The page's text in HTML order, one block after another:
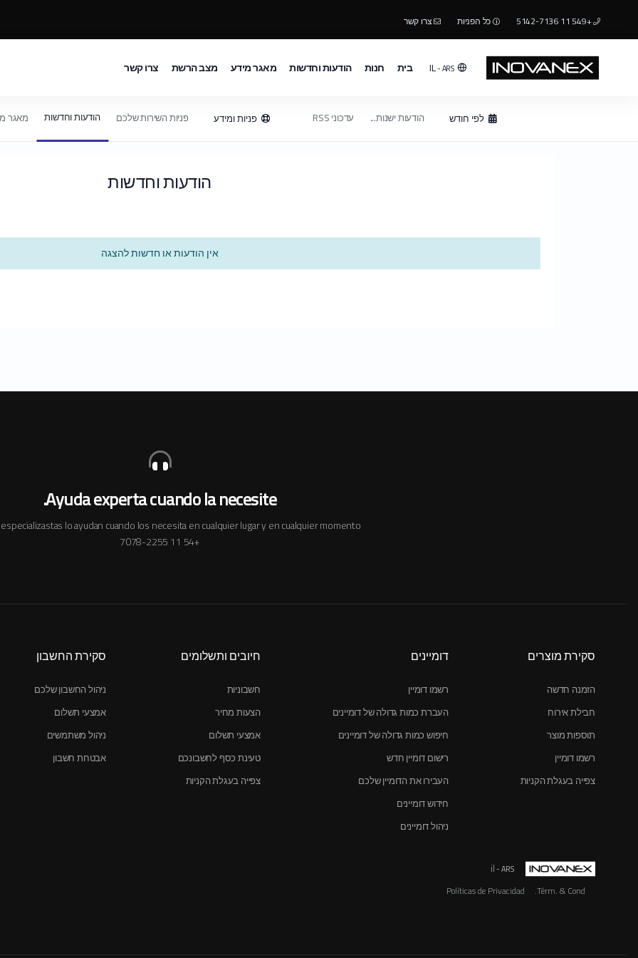
+549 11 5142-7136 כל הפניות צרו קשר
IL- ARS בית חנות הודעות וחדשות מאגר מידע מצב הרשת צרו קשר
פניות ומידע פניות השירות שלכם הודעות וחדשות מאגר לפי חודש הודעות ישנות... עדכוני RSS
הודעות וחדשות
אין הודעות או חדשות להצגה
Ayuda experta cuando la necesite.
lo ayudan cuando los necesita en cualquier lugar y en cualquier momento.
+54 11 7078-2255
סקירת מוצרים
הזמנה חדשה
חבילת אירוח
תוספות מוצר
רשמו דומיין
צפייה בעגלת הקניות
דומיינים
רשמו דומיין
העברת כמות גדולה של דומיינים
חיפוש כמות גדולה של דומיינים
רישום דומיין חדש
העבירו את הדומיין שלכם
חידוש דומיינים
ניהול דומיינים
חיובים ותשלומים
חשבוניות
הצעות מחיר
אמצעי תשלום
טעינת כסף לחשבונכם
צפייה בעגלת הקניות
סקירת החשבון
ניהול החשבון שלכם
אמצעי תשלום
ניהול משתמשים
אבטחת חשבון
il- ARS
Térm. & Cond.
Políticas de Privacidad